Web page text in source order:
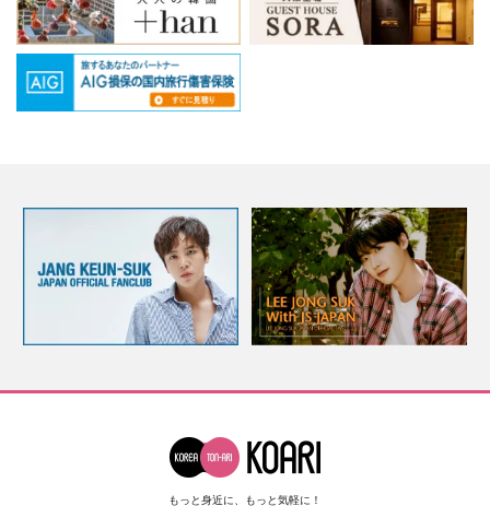
もっと身近に、もっと気軽に！